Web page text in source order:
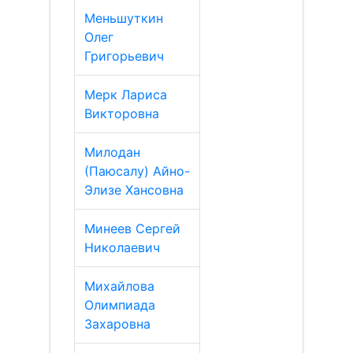
Меньшуткин
Олег
Григорьевич
Мерк Лариса
Викторовна
Милодан
(Паюсалу) Айно-
Элизе Хансовна
Минеев Сергей
Николаевич
Михайлова
Олимпиада
Захаровна